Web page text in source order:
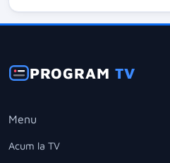
PROGRAMTV
Menu
Acum la TV